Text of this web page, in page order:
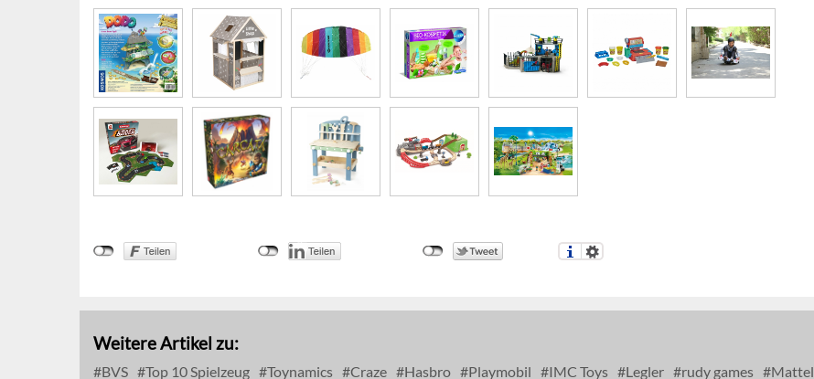
Weitere Artikel zu:
BVS Top 10 Spielzeug Toynamics Craze Hasbro Playmobil IMC Toys Legler rudy games Mattel